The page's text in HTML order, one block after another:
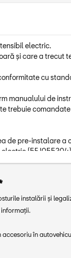
electric.
şi care a trecut
cu
manualului de
trebuie
de pre-instalare a
5G0868345
TARRACO PHEV
instalării și
în